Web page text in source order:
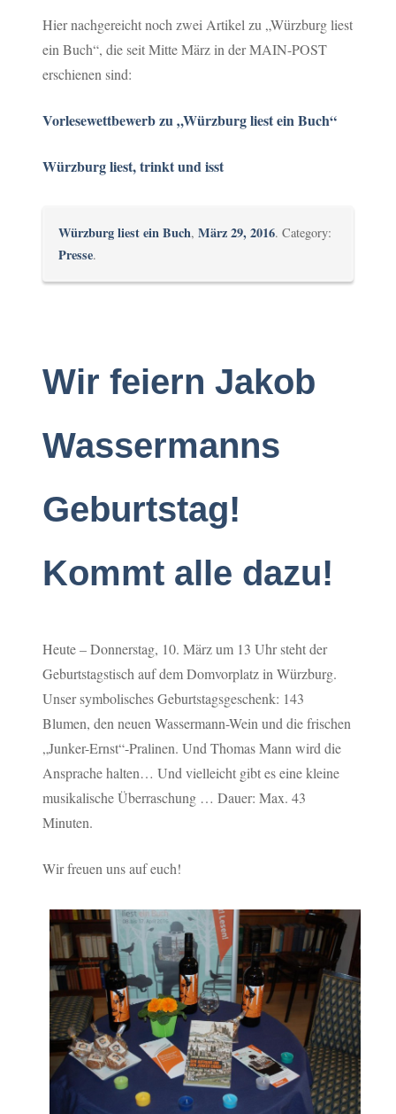
Hier nachgereicht noch zwei Artikel zu „Würzburg liest
ein Buch“, die seit Mitte März in der MAIN-POST
erschienen sind:
Vorlesewettbewerb zu „Würzburg liest ein Buch“
Würzburg liest, trinkt und isst
Würzburg liest ein Buch,März 29, 2016. Category:
Presse.
Wir feiern Jakob
Wassermanns
Geburtstag!
Kommt alle dazu!
Heute – Donnerstag, 10. März um 13 Uhr steht der
Geburtstagstisch auf dem Domvorplatz in Würzburg.
Unser symbolisches Geburtstagsgeschenk: 143
Blumen, den neuen Wassermann-Wein und die frischen
„Junker-Ernst“-Pralinen. Und Thomas Mann wird die
Ansprache halten… Und vielleicht gibt es eine kleine
musikalische Überraschung …Dauer: Max. 43
Minuten.
Wir freuen uns auf euch!